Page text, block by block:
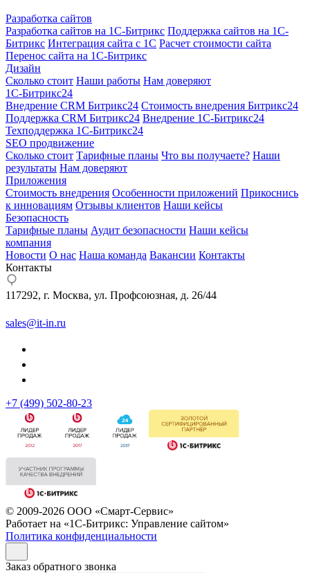
Разработка сайтов
Разработка сайтов на 1С-Битрикс Поддержка сайтов на 1С-
Битрикс Интеграция сайта с 1С Расчет стоимости сайта
Перенос сайта на 1С-Битрикс
Дизайн
Сколько стоит Наши работы Нам доверяют
1С-Битрикс24
Внедрение CRM Битрикс24 Стоимость внедрения Битрикс24
Поддержка CRM Битрикс24 Внедрение 1С-Битрикс24
Техподдержка 1С-Битрикс24
SEO продвижение
Сколько стоит Тарифные планы Что вы получаете? Наши
результаты Нам доверяют
Приложения
Стоимость внедрения Особенности приложений Прикоснись
к инновациям Отзывы клиентов Наши кейсы
Безопасность
Тарифные планы Аудит безопасности Наши кейсы
компания
Новости О нас Наша команда Вакансии Контакты
Контакты
117292, г. Москва, ул. Профсоюзная, д. 26/44
sales@it-in.ru
+7 (499) 502-80-23
© 2009-2026 ООО «Смарт-Сервис»
Работает на «1С-Битрикс: Управление сайтом»
Политика конфиденциальности
Заказ обратного звонка